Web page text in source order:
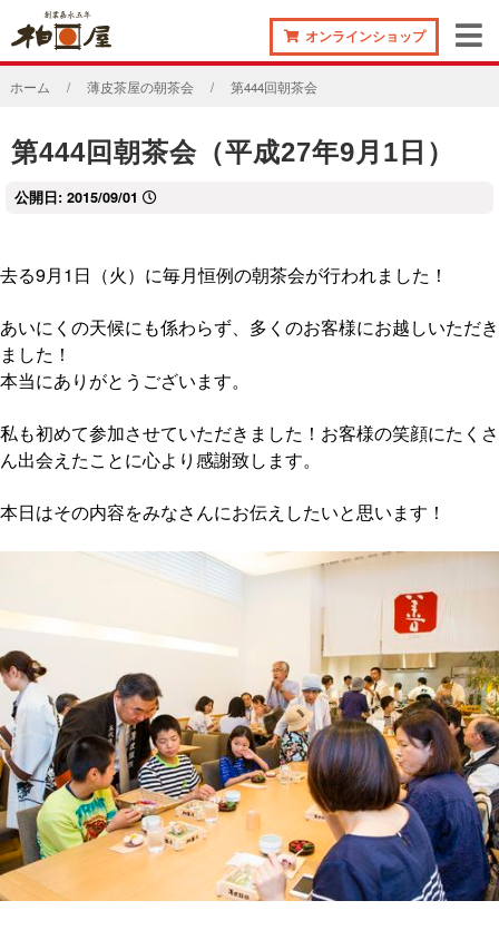
オンラインショップ
ホーム 薄皮茶屋の朝茶会 第444回朝茶会
第444回朝茶会（平成27年9月1日）
公開日: 2015/09/01
去る9月1日（火）に毎月恒例の朝茶会が行われました！
あいにくの天候にも係わらず、多くのお客様にお越しいただき
ました！
本当にありがとうございます。
私も初めて参加させていただきました！お客様の笑顔にたくさ
ん出会えたことに心より感謝致します。
本日はその内容をみなさんにお伝えしたいと思います！